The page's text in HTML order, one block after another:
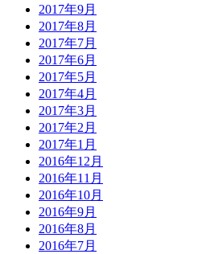
2017年9月
2017年8月
2017年7月
2017年6月
2017年5月
2017年4月
2017年3月
2017年2月
2017年1月
2016年12月
2016年11月
2016年10月
2016年9月
2016年8月
2016年7月